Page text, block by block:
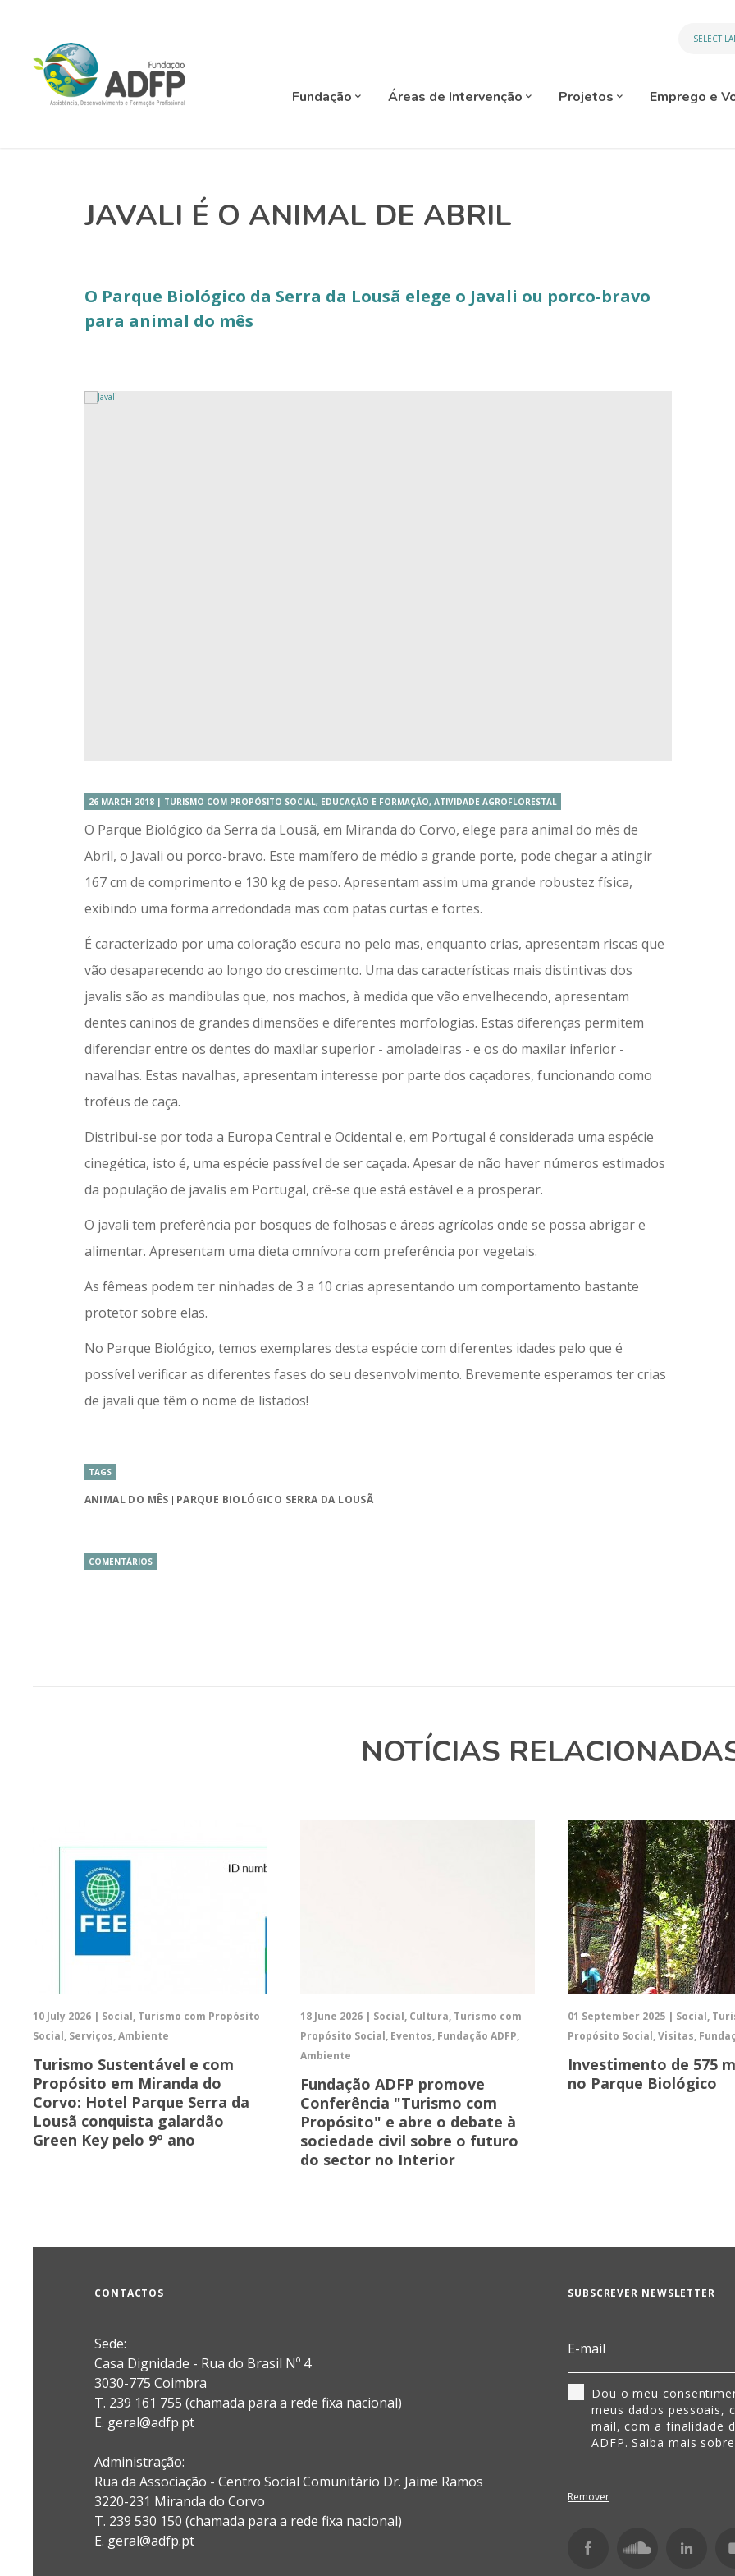
SELECT
Fundação Áreas de Intervenção Projetos Emprego e
JAVALI É O ANIMAL DE ABRIL
O Parque Biológico da Serra da Lousã elege o Javali ou porco-bravo
para animal do mês
26 MARCH 2018 | TURISMO COM PROPÓSITO SOCIAL, EDUCAÇÃO E FORMAÇÃO, ATIVIDADE AGROFLORESTAL
O Parque Biológico da Serra da Lousã, em Miranda do Corvo, elege para animal do mês de
Abril, o Javali ou porco-bravo. Este mamífero de médio a grande porte, pode chegar a atingir
167 cm de comprimento e 130 kg de peso. Apresentam assim uma grande robustez física,
exibindo uma forma arredondada mas com patas curtas e fortes.
É caracterizado por uma coloração escura no pelo mas, enquanto crias, apresentam riscas que
vão desaparecendo ao longo do crescimento. Uma das características mais distintivas dos
javalis são as mandibulas que, nos machos, à medida que vão envelhecendo, apresentam
dentes caninos de grandes dimensões e diferentes morfologias. Estas diferenças permitem
diferenciar entre os dentes do maxilar superior - amoladeiras - e os do maxilar inferior -
navalhas. Estas navalhas, apresentam interesse por parte dos caçadores, funcionando como
troféus de caça.
Distribui-se por toda a Europa Central e Ocidental e, em Portugal é considerada uma espécie
cinegética, isto é, uma espécie passível de ser caçada. Apesar de não haver números estimados
da população de javalis em Portugal, crê-se que está estável e a prosperar.
O javali tem preferência por bosques de folhosas e áreas agrícolas onde se possa abrigar e
alimentar. Apresentam uma dieta omnívora com preferência por vegetais.
As fêmeas podem ter ninhadas de 3 a 10 crias apresentando um comportamento bastante
protetor sobre elas.
No Parque Biológico, temos exemplares desta espécie com diferentes idades pelo que é
possível verificar as diferentes fases do seu desenvolvimento. Brevemente esperamos ter crias
de javali que têm o nome de listados!
TAGS
ANIMAL DO MÊS PARQUE BIOLÓGICO SERRA DA LOUSÃ
COMENTÁRIOS
NOTÍCIAS
10 July 2026 | Social, Turismo com Propósito
Social, Serviços, Ambiente
Turismo Sustentável e com
Propósito em Miranda do
Corvo: Hotel Parque Serra da
Lousã conquista galardão
Green Key pelo 9º ano
18 June 2026 | Social, Cultura, Turismo com
Propósito Social, Eventos, Fundação ADFP,
Ambiente
Fundação ADFP promove
Conferência "Turismo com
Propósito" e abre o debate à
sociedade civil sobre o futuro
do sector no Interior
01 September 2025 | Social,
Propósito Social, Visitas,
Investimento de 575
no Parque Biológico
CONTACTOS
Sede:
Casa Dignidade - Rua do Brasil Nº 4
3030-775 Coimbra
T. 239 161 755 (chamada para a rede fixa nacional)
E. geral@adfp.pt
Administração:
Rua da Associação - Centro Social Comunitário Dr. Jaime Ramos
3220-231 Miranda do Corvo
T. 239 530 150 (chamada para a rede fixa nacional)
E. geral@adfp.pt
SUBSCREVER NEWSLETTER
Dou o meu
meus dados pessoais,
mail, com a finalidade
ADFP. Saiba mais
Remover